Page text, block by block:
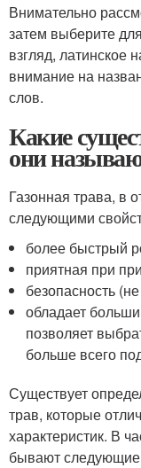
Внимательно
затем выберите
взгляд, латинское
внимание на
слов.
Какие
они
Газонная трава, в
следующими
более быстрый
приятная при
безопасность
обладает
позволяет
больше всего
Существует
трав, которые
характеристик. В
бывают